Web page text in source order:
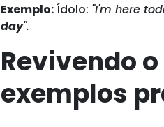
Exemplo: Ídolo: "I'm here
day".
Revivendo
exemplos